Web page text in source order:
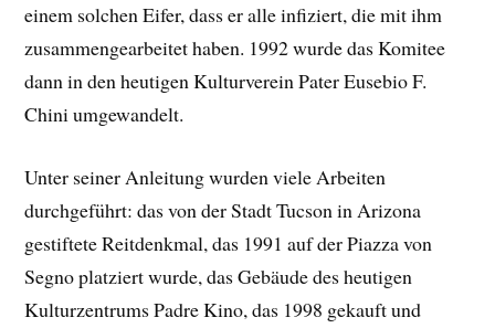
einem solchen Eifer, dass er alle infiziert, die mit ihm
zusammengearbeitet haben. 1992 wurde das Komitee
dann in den heutigen Kulturverein Pater Eusebio F.
Chini umgewandelt.
Unter seiner Anleitung wurden viele Arbeiten
durchgeführt: das von der Stadt Tucson in Arizona
gestiftete Reitdenkmal, das 1991 auf der Piazza von
Segno platziert wurde, das Gebäude des heutigen
Kulturzentrums Padre Kino, das 1998 gekauft und